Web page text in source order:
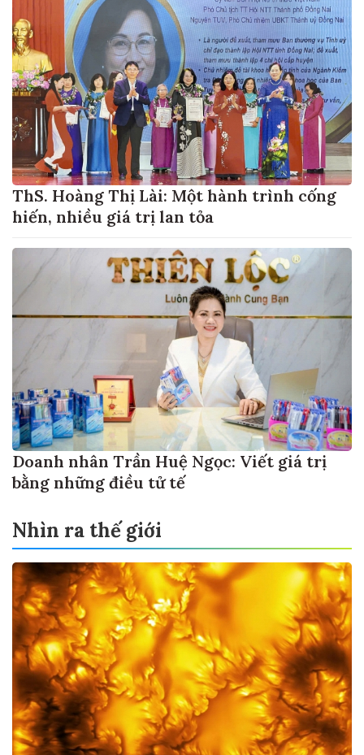
ThS. Hoàng Thị Lài: Một hành trình cống
hiến, nhiều giá trị lan tỏa
Doanh nhân Trần Huệ Ngọc: Viết giá trị
bằng những điều tử tế
Nhìn ra thế giới